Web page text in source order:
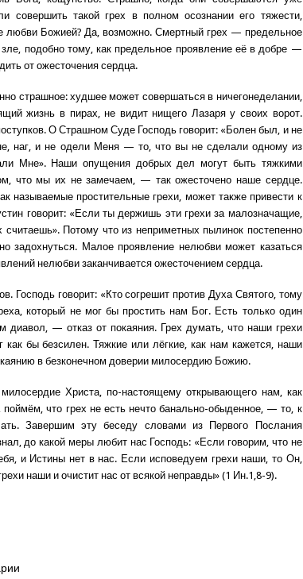
совершить такой грех в полном осознании его тяжести,
любви Божией? Да, возможно. Смертный грех — предельное
подобно тому, как предельное проявление её в добре —
от ожесточения сердца.
страшное: худшее может совершаться в ничегонеделании,
жизнь в пирах, не видит нищего Лазаря у своих ворот.
О Страшном Суде Господь говорит: «Болен был, и не
наг, и не одели Меня — то, что вы не сделали одному из
Мне». Наши опущения добрых дел могут быть тяжкими
что мы их не замечаем, — так ожесточено наше сердце.
называемые простительные грехи, может также привести к
говорит: «Если ты держишь эти грехи за малозначащие,
Потому что из неприметных пылинок постепенно
задохнуться. Малое проявление нелюбви может казаться
нелюбви заканчивается ожесточением сердца.
Господь говорит: «Кто согрешит против Духа Святого, тому
который не мог бы простить нам Бог. Есть только один
диавол, — отказ от покаяния. Грех думать, что наши грехи
бы безсилен. Тяжкие или лёгкие, как нам кажется, наши
в безконечном доверии милосердию Божию.
Христа, по-настоящему открывающего нам, как
поймём, что грех не есть нечто банально-обыденное, — то, к
Завершим эту беседу словами из Первого Послания
до какой меры любит нас Господь: «Если говорим, что не
и Истины нет в нас. Если исповедуем грехи наши, то Он,
наши и очистит нас от всякой неправды» (1 Ин.1,8-9).